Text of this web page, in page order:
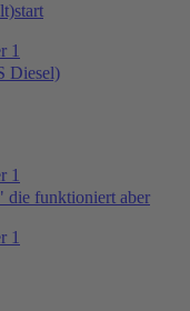
1
Diesel)
1
die funktioniert aber
1